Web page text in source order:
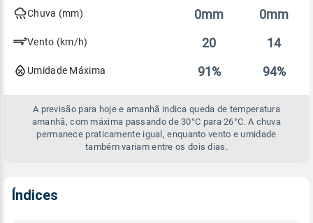
hoje Chuva (mm) 0mm 0mm
Vento (km/h) 20 14
Umidade Máxima 91% 94%
A previsão para hoje e amanhã indica queda de temperatura
amanhã, com máxima passando de 30°C para 26°C. A chuva
permanece praticamente igual, enquanto vento e umidade
também variam entre os dois dias.
Índices